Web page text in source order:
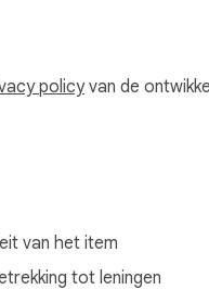
policyvan de
van het item
tot leningen